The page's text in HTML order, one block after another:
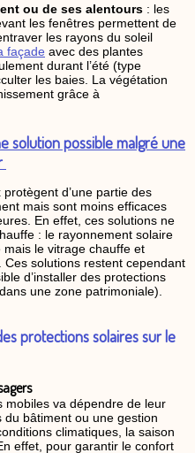
ou de ses alentours : les
les fenêtres permettent de
les rayons du soleil
façade avec des plantes
durant l’été (type
les baies. La végétation
grâce à
solution possible malgré une
d’une partie des
mais sont moins efficaces
En effet, ces solutions ne
: le rayonnement solaire
mais le vitrage chauffe et
solutions restent cependant
d’installer des protections
une zone patrimoniale).
protections solaires sur le
mobiles va dépendre de leur
bâtiment ou une gestion
climatiques, la saison
effet, pour garantir le confort